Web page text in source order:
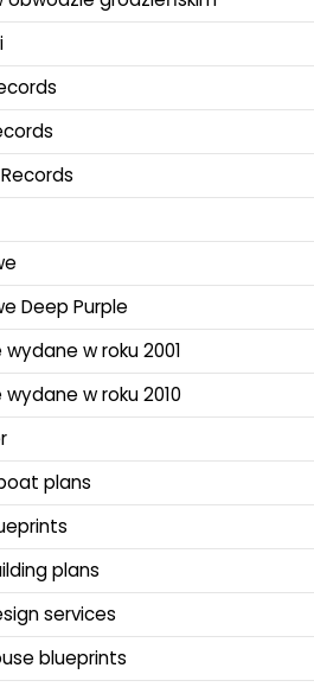
Deep Purple
w roku 2001
w roku 2010
plans
plans
services
blueprints